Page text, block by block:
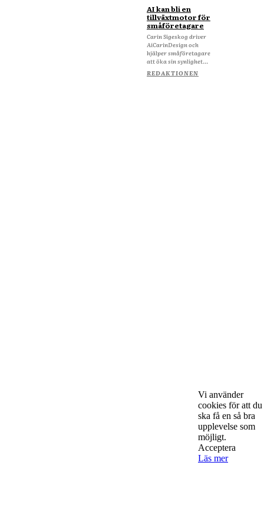
AI kan bli en
tillväxtmotor för
småföretagare
Carin Sigeskog driver
AiCarinDesign och
hjälper småföretagare
att öka sin synlighet...
REDAKTIONEN
Vi använder
cookies för att du
ska få en så bra
upplevelse som
möjligt.
Acceptera
Läs mer